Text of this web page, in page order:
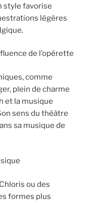
style favorise
légères
de l’opérette
comme
plein de charme
et la musique
sens du théâtre
sa musique de
ou des
formes plus